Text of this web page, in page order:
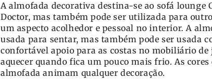
A almofada decorativa destina-se ao sofá lounge
Doctor, mas também pode ser utilizada para
um aspecto acolhedor e pessoal no interior. A
usada para sentar, mas também pode ser usada
confortável apoio para as costas no mobiliário de
aquecer quando fica um pouco mais frio. As
almofada animam qualquer decoração.